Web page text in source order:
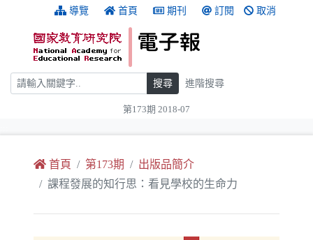
跳到主要內容 導覽 首頁 期刊 訂閱 取消
搜尋 搜尋 進階搜尋
第173期 2018-07
首頁 第173期
出版品簡介
課程發展的知行思：看見學校的生命力